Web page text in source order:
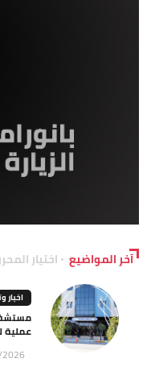
آخر المواضيع اختيار
اخبار
عملية